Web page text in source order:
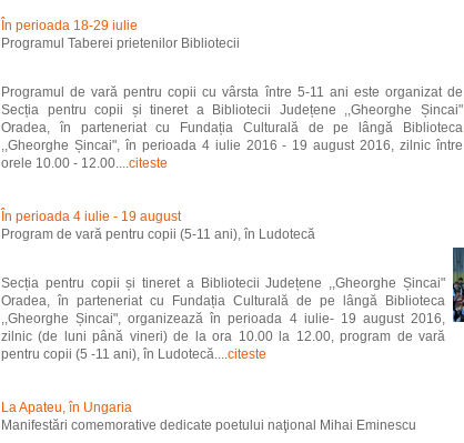
În perioada 18-29 iulie
Programul Taberei prietenilor Bibliotecii
Programul de vară pentru copii cu vârsta între 5-11 ani este organizat de
Secția pentru copii și tineret a Bibliotecii Județene ,,Gheorghe Șincai"
Oradea, în parteneriat cu Fundația Culturală de pe lângă Biblioteca
,,Gheorghe Șincai", în perioada 4 iulie 2016 - 19 august 2016, zilnic între
orele 10.00 - 12.00....citeste
În perioada 4 iulie - 19 august
Program de vară pentru copii (5-11 ani), în Ludotecă
Secția pentru copii și tineret a Bibliotecii Județene ,,Gheorghe Șincai"
Oradea, în parteneriat cu Fundația Culturală de pe lângă Biblioteca
,,Gheorghe Șincai", organizează în perioada 4 iulie- 19 august 2016,
zilnic (de luni până vineri) de la ora 10.00 la 12.00, program de vară
pentru copii (5 -11 ani), în Ludotecă....citeste
La Apateu, în Ungaria
Manifestări comemorative dedicate poetului naţional Mihai Eminescu